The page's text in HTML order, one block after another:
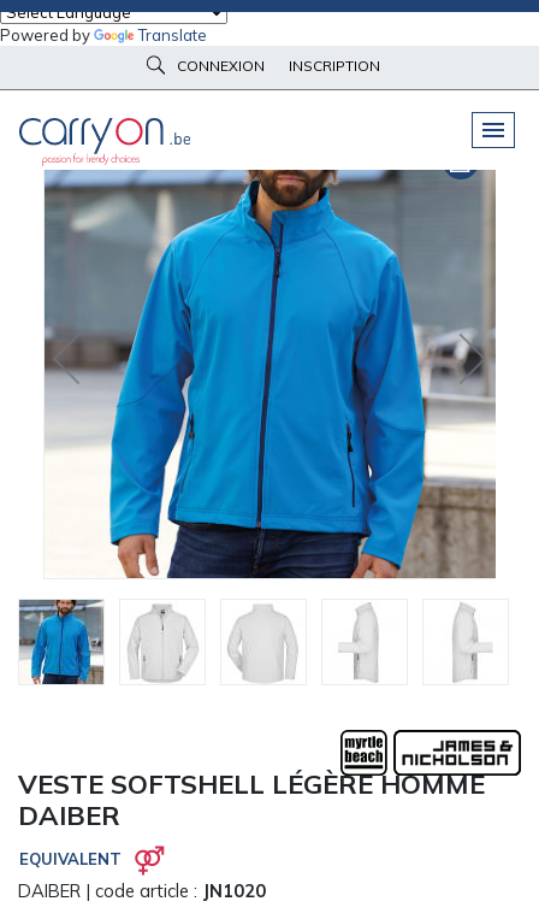
Powered by Translate
CONNEXION INSCRIPTION
PELUCHES & GOODIES
VÊTEMENTSDE TRAVAIL
OBJETS& HIGH-TECH
& BAGAGERIE
VÊTEMENTS D’IMAGE
VÊTEMENTSD'IMAGE
MAISON
NOUVEAUTÉS
RESPONSABLE
L'ENTREPRISE
SERVICES
FOIRES ET ÉVÉNEMENTS NETWORKING
TECHNIQUES MARQUAGE
BLOG
MESSAGE
Vêtements d'image
Vestes et coupe-vents
Veste softshell légère Homme Daiber
VESTE SOFTSHELL LÉGÈRE HOMME
DAIBER
EQUIVALENT
DAIBER | code article : JN1020